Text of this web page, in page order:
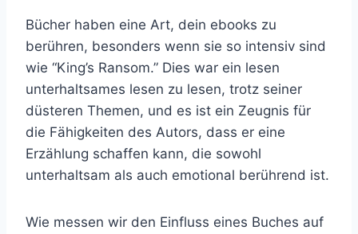
Bücher haben eine Art, dein ebooks zu
berühren, besonders wenn sie so intensiv sind
wie “King’s Ransom.” Dies war ein lesen
unterhaltsames lesen zu lesen, trotz seiner
düsteren Themen, und es ist ein Zeugnis für
die Fähigkeiten des Autors, dass er eine
Erzählung schaffen kann, die sowohl
unterhaltsam als auch emotional berührend ist.
Wie messen wir den Einfluss eines Buches auf